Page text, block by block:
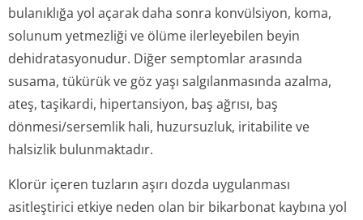
bulanıklığa yol açarak daha sonra konvülsiyon, koma,
solunum yetmezliği ve ölüme ilerleyebilen beyin
dehidratasyonudur. Diğer semptomlar arasında
susama, tükürük ve göz yaşı salgılanmasında azalma,
ateş, taşikardi, hipertansiyon, baş ağrısı, baş
dönmesi/sersemlik hali, huzursuzluk, iritabilite ve
halsizlik bulunmaktadır.
Klorür içeren tuzların aşırı dozda uygulanması
asitleştirici etkiye neden olan bir bikarbonat kaybına yol